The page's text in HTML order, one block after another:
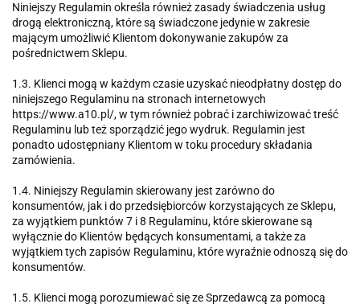
Niniejszy Regulamin określa również zasady świadczenia usług
drogą elektroniczną, które są świadczone jedynie w zakresie
mającym umożliwić Klientom dokonywanie zakupów za
pośrednictwem Sklepu.
1.3. Klienci mogą w każdym czasie uzyskać nieodpłatny dostęp do
niniejszego Regulaminu na stronach internetowych
https://www.a10.pl/, w tym również pobrać i zarchiwizować treść
Regulaminu lub też sporządzić jego wydruk. Regulamin jest
ponadto udostępniany Klientom w toku procedury składania
zamówienia.
1.4. Niniejszy Regulamin skierowany jest zarówno do
konsumentów, jak i do przedsiębiorców korzystających ze Sklepu,
za wyjątkiem punktów 7 i 8 Regulaminu, które skierowane są
wyłącznie do Klientów będących konsumentami, a także za
wyjątkiem tych zapisów Regulaminu, które wyraźnie odnoszą się do
konsumentów.
1.5. Klienci mogą porozumiewać się ze Sprzedawcą za pomocą